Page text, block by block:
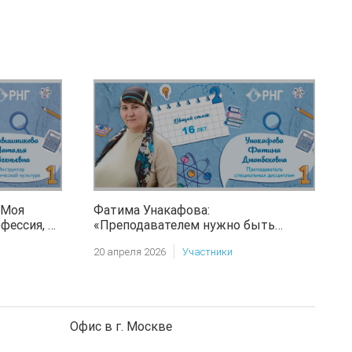
а
в
Фатима Унакафова:
«Преподавателем нужно быть
любить детей, верить в них и не
20 апреля 2026 Участники
Офис в г. Москве